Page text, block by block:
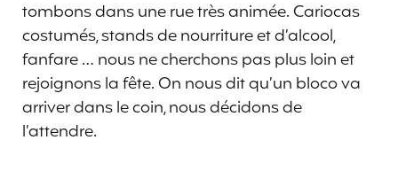
tombons dans une rue très animée. Cariocas
costumés, stands de nourriture et d’alcool,
fanfare … nous ne cherchons pas plus loin et
rejoignons la fête. On nous dit qu’un bloco va
arriver dans le coin, nous décidons de
l’attendre.